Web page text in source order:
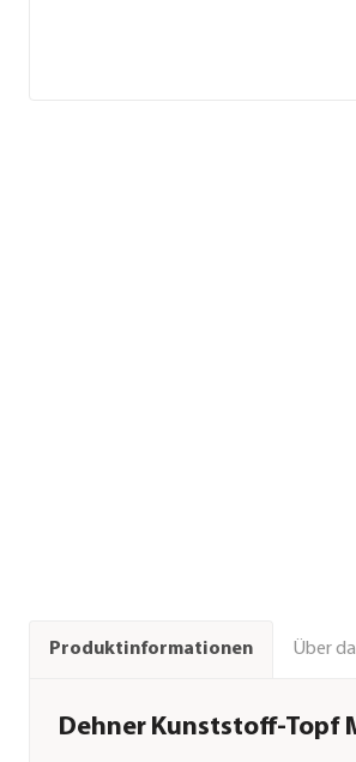
Produktinformationen Über
Dehner Kunststoff-Topf